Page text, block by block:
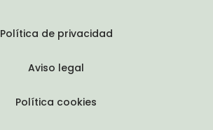
Política de privacidad
Aviso legal
Política cookies